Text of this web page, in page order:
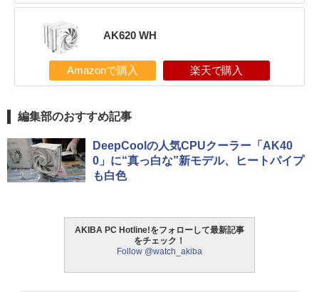
AK620 WH
Amazonで購入 楽天で購入
編集部のおすすめ記事
DeepCoolの人気CPUクーラー「AK40
0」に“真っ白な”新モデル、ヒートパイプ
も白色
AKIBA PC Hotline!をフォローして最新記事
をチェック！
Follow @watch_akiba